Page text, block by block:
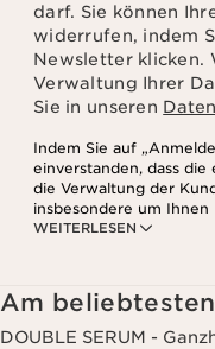
darf. Sie können
widerrufen, indem
Newsletter klicken.
Verwaltung Ihrer
Sie in unseren
WEITERLESEN
Indem Sie auf
einverstanden, dass
die Verwaltung der
insbesondere um
Produkten und
Websites Dritter, sowie
Am beliebtesten
DOUBLE SERUM -